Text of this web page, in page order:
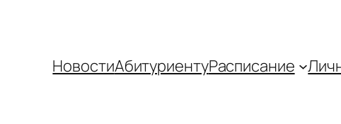
НовостиАбитуриентуРаспиcание